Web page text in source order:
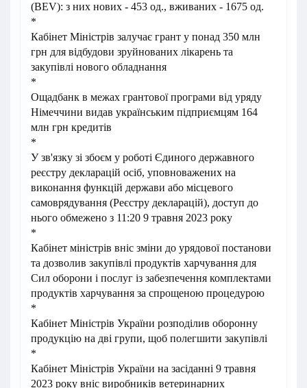
(BEV): з них нових - 453 од., вживаних - 1675 од.
*
Кабінет Міністрів залучає грант у понад 350 млн
грн для відбудови зруйнованих лікарень та
закупівлі нового обладнання
*
Ощадбанк в межах грантової програми від уряду
Німеччини видав українським підприємцям 164
млн грн кредитів
*
У зв'язку зі збоєм у роботі Єдиного державного
реєстру декларацій осіб, уповноважених на
виконання функцій держави або місцевого
самоврядування (Реєстру декларацій), доступ до
нього обмежено з 11:20 9 травня 2023 року
*
Кабінет міністрів вніс зміни до урядової постанови
та дозволив закупівлі продуктів харчування для
Сил оборони і послуг із забезпечення комплектами
продуктів харчування за спрощеною процедурою
*
Кабінет Міністрів України розподілив оборонну
продукцію на дві групи, щоб полегшити закупівлі
*
Кабінет Міністрів України на засіданні 9 травня
2023 року вніс виробників ветеринарних